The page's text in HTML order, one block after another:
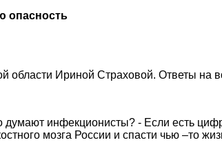
опасность
области Ириной Страховой. Ответы на
думают инфекционисты? - Если есть
мозга России и спасти чью –то